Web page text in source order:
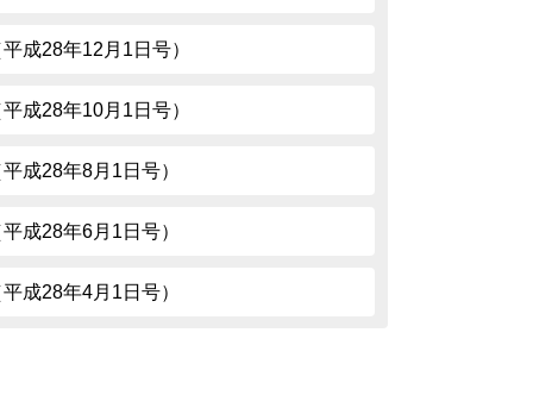
成28年12月1日号）
成28年10月1日号）
成28年8月1日号）
成28年6月1日号）
成28年4月1日号）